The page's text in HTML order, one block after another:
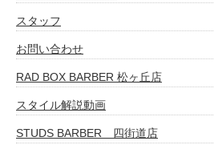
スタッフ
お問い合わせ
RAD BOX BARBER 松ヶ丘店
スタイル解説動画
STUDS BARBER 四街道店